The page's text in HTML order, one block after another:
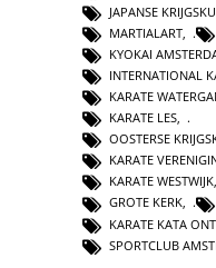
JAPANSE
MARTIALART
KYOKAI
INTERNATIONAL
KARATE
KARATE LES,
OOSTERSE
KARATE
KARATE WESTWIJK,
GROTE KERK,
KARATE KATA
SPORTCLUB